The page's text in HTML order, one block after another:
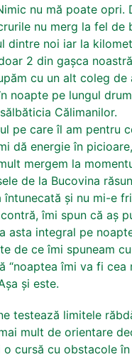
nu mă poate opri.
nu merg la fel de
dintre noi iar la
2 din gașca
cu un alt coleg de
noapte pe lungul
Călimanilor.
pe care îl am pentru
dă energie în
mergem la
de la Bucovina
întunecată și nu mi-e
îmi spun că aș
asta integral pe
de ce îmi spuneam
“noaptea îmi va fi cea
și este.
testează limitele
mult de orientare
o cursă cu obstacole